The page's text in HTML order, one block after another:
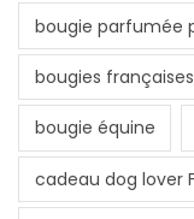
bougie parfumée
bougies
bougie équine
cadeau dog lover